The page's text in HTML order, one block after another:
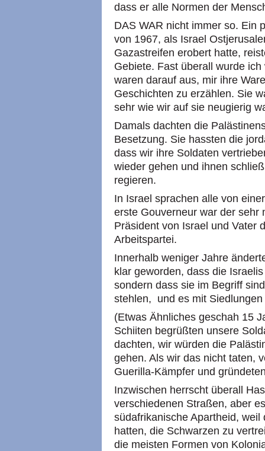
dass er alle Normen der
DAS WAR nicht immer so. Ein
von 1967, als Israel
Gazastreifen erobert hatte,
Gebiete. Fast überall wurde
waren darauf aus, mir ihre
Geschichten zu erzählen. Sie
sehr wie wir auf sie neugierig
Damals dachten die
Besetzung. Sie hassten die
dass wir ihre Soldaten
wieder gehen und ihnen
regieren.
In Israel sprachen alle von
erste Gouverneur war der sehr
Präsident von Israel und Vater
Arbeitspartei.
Innerhalb weniger Jahre
klar geworden, dass die
sondern dass sie im Begriff
stehlen, und es mit
(Etwas Ähnliches geschah 15
Schiiten begrüßten unsere
dachten, wir würden die
gehen. Als wir das nicht taten,
Guerilla-Kämpfer und
Inzwischen herrscht überall
verschiedenen Straßen, aber
südafrikanische Apartheid,
hatten, die Schwarzen zu
die meisten Formen von